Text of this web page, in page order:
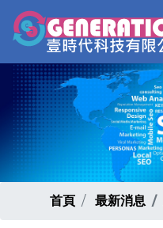
首頁 最新消息